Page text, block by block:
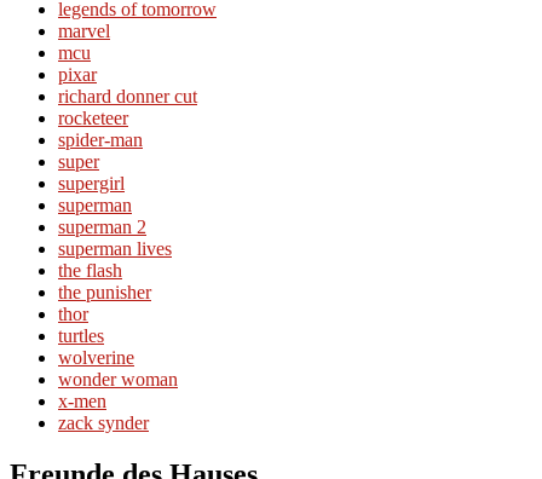
legends of tomorrow
marvel
mcu
pixar
richard donner cut
rocketeer
spider-man
super
supergirl
superman
superman 2
superman lives
the flash
the punisher
thor
turtles
wolverine
wonder woman
x-men
zack synder